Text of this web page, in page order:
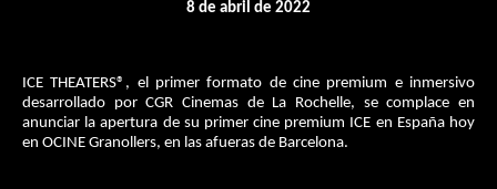
8 de abril de 2022
ICE THEATERS®, el primer formato de cine premium e inmersivo
desarrollado por CGR Cinemas de La Rochelle, se complace en
anunciar la apertura de su primer cine premium ICE en España hoy
en OCINE Granollers, en las afueras de Barcelona.